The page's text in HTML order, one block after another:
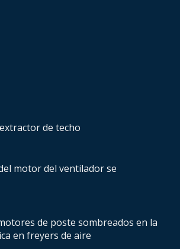
de techo
motor del ventilador se
de poste sombreados en la
en freyers de aire